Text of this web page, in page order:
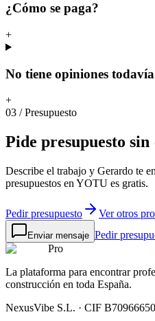
¿Cómo se paga?
+
No tiene opiniones
+
03 /Presupuesto
Pide presupuesto sin
Describe el trabajo y Gerardo te
presupuestos en YOTU es gratis.
Pedir presupuesto Ver otros
Enviar mensaje Pedir
Pro
La plataforma para encontrar
construcción en toda España.
NexusVibe S.L. · CIF